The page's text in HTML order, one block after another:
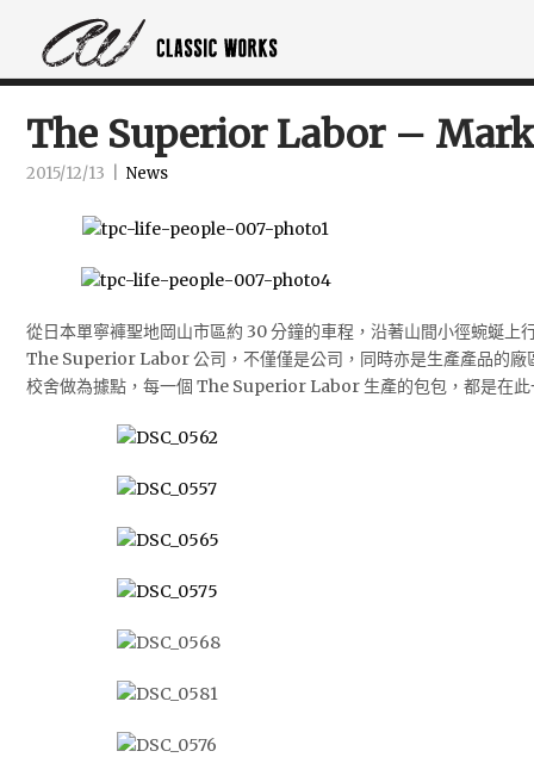
The Superior Labor –
2015/12/13 News
從日本單寧褲聖地岡山市區約 30 分鐘的車程，沿著山間小徑蜿蜒上
The Superior Labor 公司，不僅僅是公司，同時亦是生產產品的廠
校舍做為據點，每一個 The Superior Labor 生產的包包，都是在此